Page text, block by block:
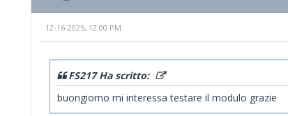
12-16-2025, 12:00 PM
FS217 Ha scritto:
buongiorno mi interessa testare il modulo grazie